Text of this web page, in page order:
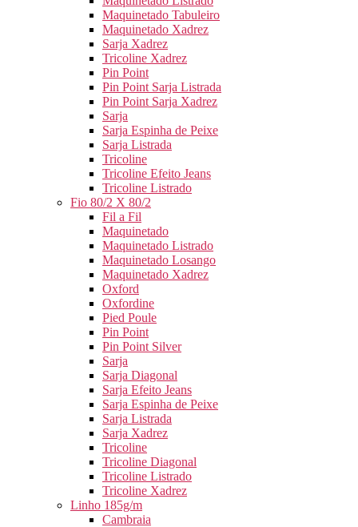
Maquinetado Tabuleiro
Maquinetado Xadrez
Sarja Xadrez
Tricoline Xadrez
Pin Point
Pin Point Sarja Listrada
Pin Point Sarja Xadrez
Sarja
Sarja Espinha de Peixe
Sarja Listrada
Tricoline
Tricoline Efeito Jeans
Tricoline Listrado
Fio 80/2 X 80/2
Fil a Fil
Maquinetado
Maquinetado Listrado
Maquinetado Losango
Maquinetado Xadrez
Oxford
Oxfordine
Pied Poule
Pin Point
Pin Point Silver
Sarja
Sarja Diagonal
Sarja Efeito Jeans
Sarja Espinha de Peixe
Sarja Listrada
Sarja Xadrez
Tricoline
Tricoline Diagonal
Tricoline Listrado
Tricoline Xadrez
Linho 185g/m
Cambraia